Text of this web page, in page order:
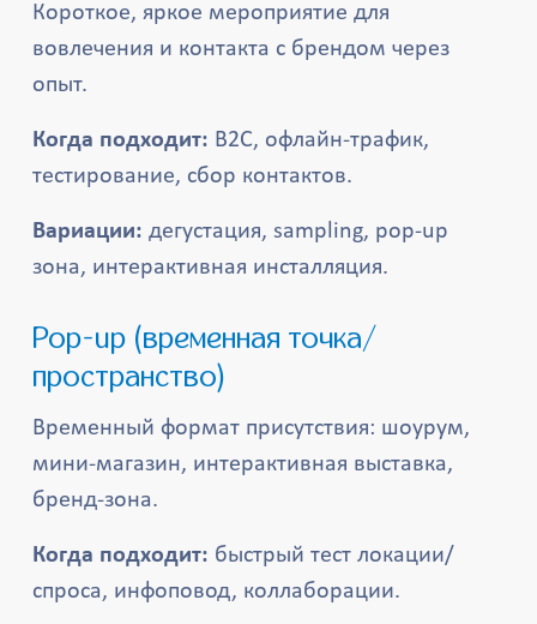
Короткое, яркое мероприятие для
вовлечения и контакта с брендом через
опыт.
Когда подходит: B2C, офлайн-трафик,
тестирование, сбор контактов.
Вариации: дегустация, sampling, pop-up
зона, интерактивная инсталляция.
Pop-up (временная точка/
пространство)
Временный формат присутствия: шоурум,
мини-магазин, интерактивная выставка,
бренд-зона.
Когда подходит: быстрый тест локации/
спроса, инфоповод, коллаборации.